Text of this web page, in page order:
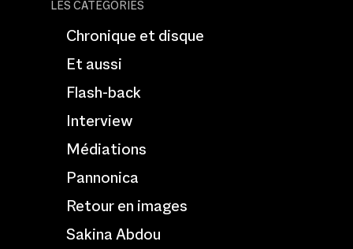
LES CATÉGORIES
Chronique et disque
Et aussi
Flash-back
Interview
Médiations
Pannonica
Retour en images
Sakina Abdou